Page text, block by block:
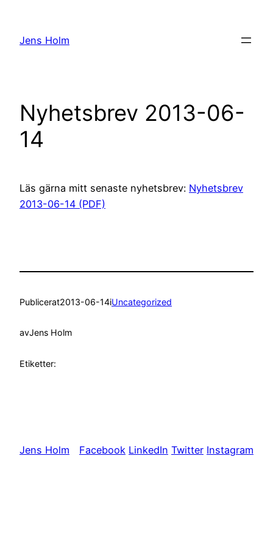
innehåll
Jens Holm
Nyhetsbrev 2013-06-
14
Läs gärna mitt senaste nyhetsbrev: Nyhetsbrev
2013-06-14 (PDF)
Publicerat2013-06-14iUncategorized
avJens Holm
Etiketter:
Jens Holm Facebook LinkedIn Twitter Instagram